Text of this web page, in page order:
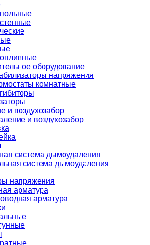
оборудование
напряжения
комнатные
и воздухозабор
и воздухозабор
система дымоудаления
система дымоудаления
напряжения
арматура
арматура